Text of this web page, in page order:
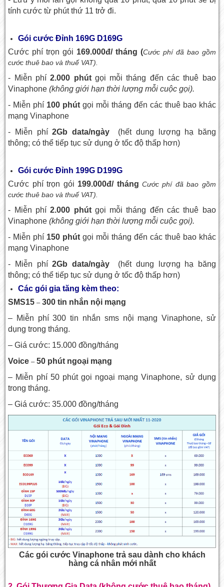
tính cước từ phút thứ 11 trở đi.
Gói cước Đỉnh 169G D169G
Cước phí trọn gói 169.000đ/ tháng (Cước phí đã bao gồm
cước thuê bao và thuế VAT).
- Miễn phí2.000 phútgọi mỗi tháng đến các thuê bao
Vinaphone(không giới hạn thời lượng mỗi cuộc gọi).
- Miễn phí 100 phút gọi mỗi tháng đến các thuê bao khác
mạng Vinaphone
- Miễn phí2Gb data/ngày
(hết dung lượng hạ băng
thông; có thể tiếp tục sử dụng ở tốc độ thấp hơn)
Gói cước Đỉnh 199G D199G
Cước phí trọn gói 199.000đ/ tháng Cước phí đã bao gồm
cước thuê bao và thuế VAT).
- Miễn phí2.000 phútgọi mỗi tháng đến các thuê bao
Vinaphone(không giới hạn thời lượng mỗi cuộc gọi).
- Miễn phí 150 phút gọi mỗi tháng đến các thuê bao khác
mạng Vinaphone
- Miễn phí2Gb data/ngày
(hết dung lượng hạ băng
thông; có thể tiếp tục sử dụng ở tốc độ thấp hơn)
Các gói gia tăng kèm theo:
SMS15 –300 tin nhắn nội mạng
– Miễn phí 300 tin nhắn sms nội mạng Vinaphone, sử
dụng trong tháng.
– Giá cước: 15.000 đồng/tháng
Voice – 50 phút ngoại mạng
– Miễn phí 50 phút gọi ngoại mạng Vinaphone, sử dụng
trong tháng.
– Giá cước: 35.000 đồng/tháng
Các gói cước Vinaphone trả sau dành cho khách
hàng cá nhân mới nhất